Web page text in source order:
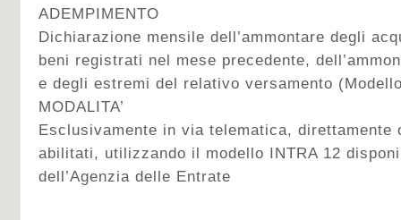
ADEMPIMENTO
Dichiarazione mensile dell’ammontare degli
beni registrati nel mese precedente,
e degli estremi del relativo versamento
MODALITA’
Esclusivamente in via telematica, direttamente
abilitati, utilizzando il modello INTRA 12
dell’Agenzia delle Entrate